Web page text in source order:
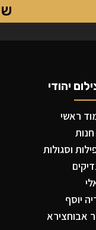
יהודי
ראשי
וסגולות
יוסף
אבוחצירא